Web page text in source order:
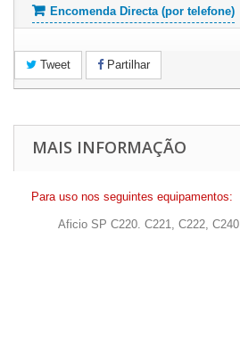
Encomenda Directa (por telefone)
Tweet Partilhar
MAIS INFORMAÇÃO
Para uso nos seguintes equipamentos:
Aficio SP C220. C221, C222, C240